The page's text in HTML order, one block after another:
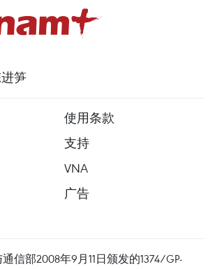
笋
使用条款
支持
VNA
广告
信部2008年9月11日颁发的1374/GP-